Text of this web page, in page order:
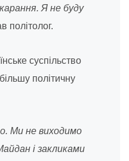
Я не буду
політолог.
суспільство
політичну
Ми не виходимо
і закликами